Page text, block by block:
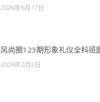
2026年6月17日
风尚圈123期形象礼仪全科班
2026年2月2日